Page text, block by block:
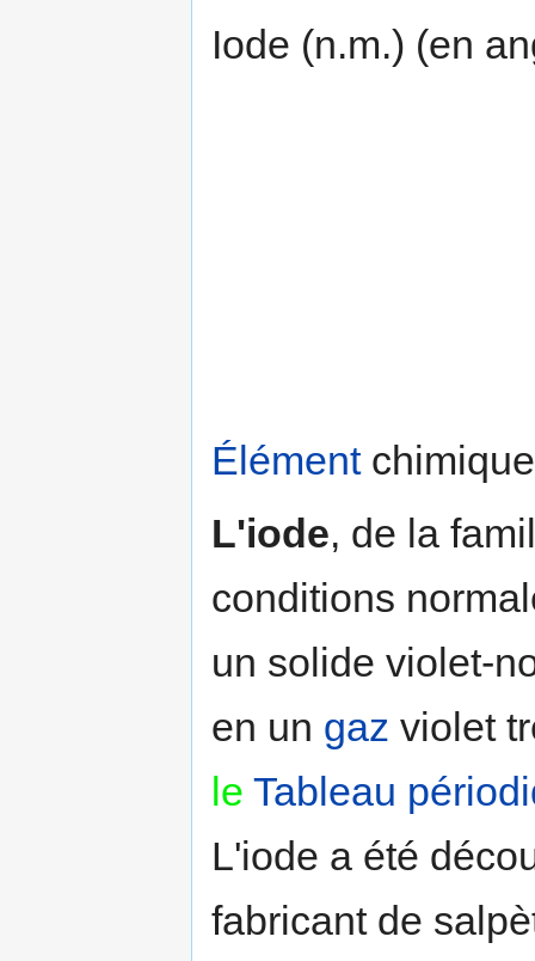
Iode (n.m.) (en
Élément
L'iode, de la
conditions
un solide violet-
en un gaz violet
le Tableau
L'iode a été
fabricant de